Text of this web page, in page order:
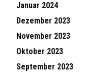
Januar 2024
Dezember 2023
November 2023
Oktober 2023
September 2023